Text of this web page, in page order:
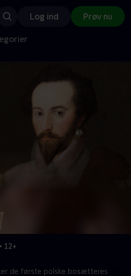
Log ind Prøv nu
• 12+
de første polske bosætteres